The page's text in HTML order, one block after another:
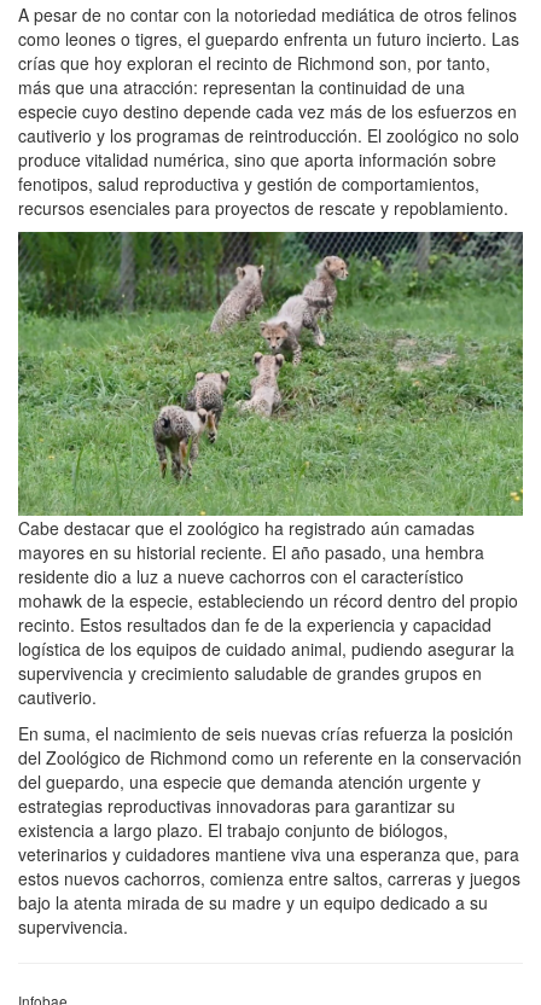
A pesar de no contar con la notoriedad mediática de otros felinos
como leones o tigres, el guepardo enfrenta un futuro incierto. Las
crías que hoy exploran el recinto de Richmond son, por tanto,
más que una atracción: representan la continuidad de una
especie cuyo destino depende cada vez más de los esfuerzos en
cautiverio y los programas de reintroducción. El zoológico no solo
produce vitalidad numérica, sino que aporta información sobre
fenotipos, salud reproductiva y gestión de comportamientos,
recursos esenciales para proyectos de rescate y repoblamiento.
Cabe destacar que el zoológico ha registrado aún camadas
mayores en su historial reciente. El año pasado, una hembra
residente dio a luz a nueve cachorros con el característico
mohawk de la especie, estableciendo un récord dentro del propio
recinto. Estos resultados dan fe de la experiencia y capacidad
logística de los equipos de cuidado animal, pudiendo asegurar la
supervivencia y crecimiento saludable de grandes grupos en
cautiverio.
En suma, el nacimiento de seis nuevas crías refuerza la posición
del Zoológico de Richmond como un referente en la conservación
del guepardo, una especie que demanda atención urgente y
estrategias reproductivas innovadoras para garantizar su
existencia a largo plazo. El trabajo conjunto de biólogos,
veterinarios y cuidadores mantiene viva una esperanza que, para
estos nuevos cachorros, comienza entre saltos, carreras y juegos
bajo la atenta mirada de su madre y un equipo dedicado a su
supervivencia.
Infobae